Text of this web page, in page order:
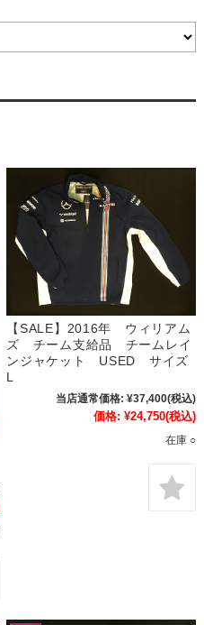
【SALE】2016年 ウィリアム
ズ チーム支給品 チームレイ
ンジャケット USED サイズ
L
当店通常価格: ¥37,400(税込)
価格: ¥24,750(税込)
在庫 ○